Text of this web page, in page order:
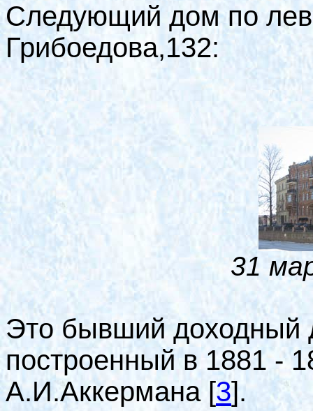
Следующий дом по
Грибоедова,132:
31
Это бывший
построенный в 1881 -
А.И.Аккермана [3].